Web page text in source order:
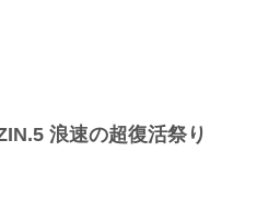
浪速の超復活祭り